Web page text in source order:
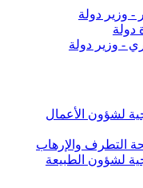
- وزير دولة
دولة
- وزير دولة
لشؤون الأعمال
التطرف والإرهاب
لشؤون الطبيعة